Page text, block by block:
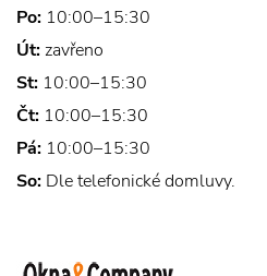
Po: 10:00–15:30
Út: zavřeno
St: 10:00–15:30
Čt: 10:00–15:30
Pá: 10:00–15:30
So: Dle telefonické domluvy.